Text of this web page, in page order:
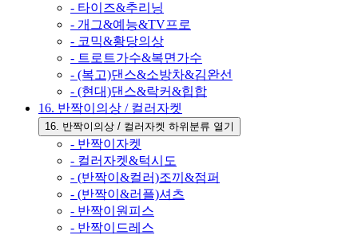
- 타이즈&추리닝
- 개그&예능&TV프로
- 코믹&황당의상
- 트로트가수&복면가수
- (복고)댄스&소방차&김완선
- (현대)댄스&락커&힙합
16. 반짝이의상 / 컬러자켓
16. 반짝이의상 / 컬러자켓 하위분류 열기
- 반짝이자켓
- 컬러자켓&턱시도
- (반짝이&컬러)조끼&점퍼
- (반짝이&러플)셔츠
- 반짝이원피스
- 반짝이드레스